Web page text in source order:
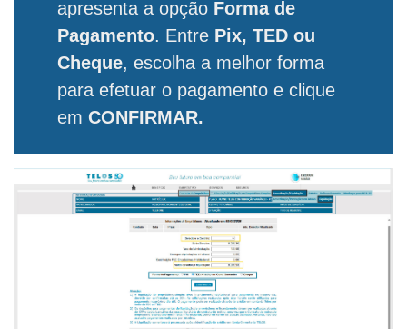
apresenta a opção Forma de
Pagamento. Entre Pix, TED ou
Cheque, escolha a melhor forma
para efetuar o pagamento e clique
em CONFIRMAR.